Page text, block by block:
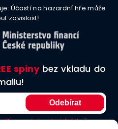
Účastí na hazardní hře může
závislost!
spinybez vkladu do
Zpracování osobních údajů